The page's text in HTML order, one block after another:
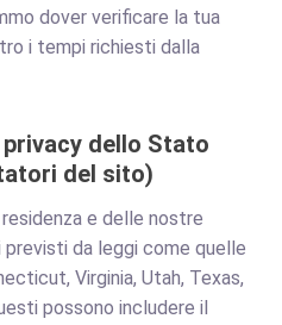
dover verificare la tua
i tempi richiesti dalla
dello Stato
del sito)
e delle nostre
da leggi come quelle
Virginia, Utah, Texas,
possono includere il